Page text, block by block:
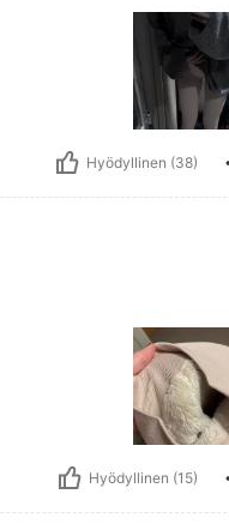
Hyödyllinen (38)
Hyödyllinen (15)